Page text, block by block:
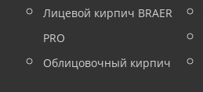
Лицевой кирпич BRAER
PRO
Облицовочный кирпич